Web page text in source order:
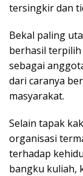
tersingkir dan
Bekal paling
berhasil terpilih
sebagai
dari caranya
masyarakat.
Selain tapak
organisasi
terhadap
bangku kuliah,